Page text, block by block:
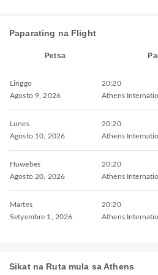
Paparating na Flight
Petsa
Linggo
Agosto 9, 2026
20:20
Athens
Lunes
Agosto 10, 2026
20:20
Athens
Huwebes
Agosto 20, 2026
20:20
Athens
Martes
Setyembre 1, 2026
20:20
Athens
Sikat na Ruta mula sa Athens